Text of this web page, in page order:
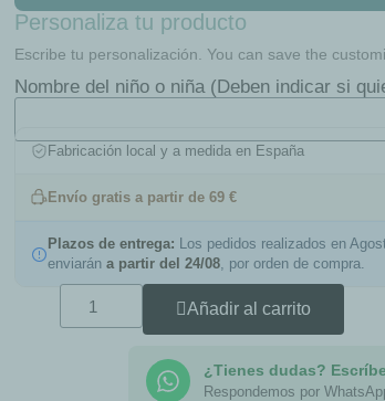
Personaliza tu producto
Escribe tu personalización. You can save the
Nombre del niño o niña (Deben indicar si
Fabricación local y a medida en España
Envío gratis a partir de 69 €
Plazos de entrega: Los pedidos realizados en
enviarána partir del 24/08, por orden de compra.
Añadir al carrito
¿Tienes dudas?
Respondemos por